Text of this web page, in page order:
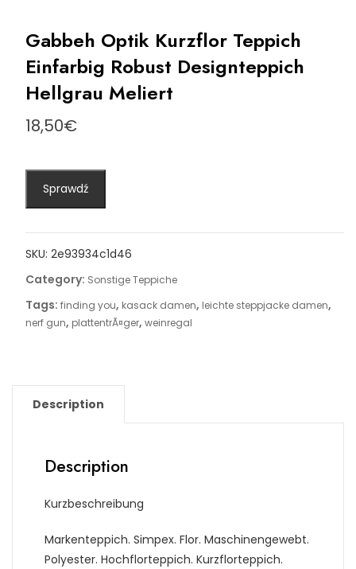
Gabbeh Optik Kurzflor Teppich
Einfarbig Robust Designteppich
Hellgrau Meliert
18,50€
Sprawdź
SKU: 2e93934c1d46
Category: Sonstige Teppiche
Tags: finding you, kasack damen, leichte steppjacke damen,
nerf gun, plattentrÃ¤ger, weinregal
Description
Description
Kurzbeschreibung
Markenteppich. Simpex. Flor. Maschinengewebt.
Polyester. Hochflorteppich. Kurzflorteppich.